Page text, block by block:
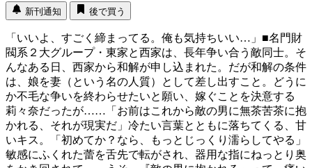
新刊通知 後で買う
「いいよ、すごく締まってる。俺も気持ちいい…」■名門財
閥系２大グループ・東家と西家は、長年争い合う敵同士。そ
んなある日、西家から和解が申し込まれた。だが和解の条件
は、娘を妻（という名の人質）として差し出すこと。どうに
か不毛な争いを終わらせたいと願い、嫁ぐことを決意する
莉々奈だったが……「お前はこれから敵の男に無茶苦茶に抱
かれる、それが現実だ」冷たい言葉とともに落ちてくる、甘
いキス。「初めてか？なら、もっとじっくり濡らしてやる」
敏感にふくれた蕾を舌先で転がされ、器用な指にねっとり奥